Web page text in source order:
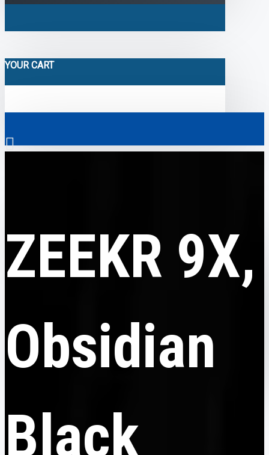
YOUR CART
Авто с пробегом
Аксессуары
0
Ваш кошик порожній!
ZEEKR 9X,
Obsidian
Black